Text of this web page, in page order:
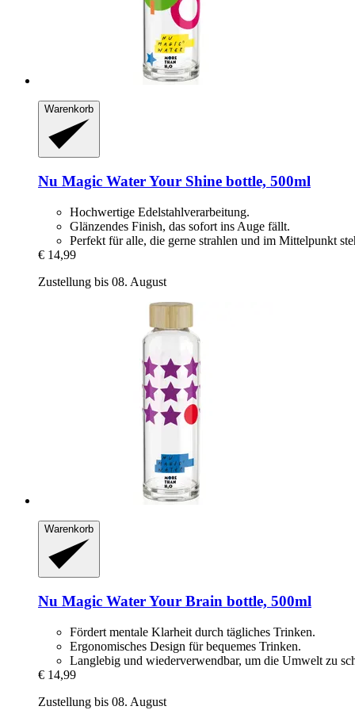
Warenkorb
Nu Magic WaterYour Shine bottle, 500ml
Hochwertige Edelstahlverarbeitung.
Glänzendes Finish, das sofort ins Auge fällt.
Perfekt für alle, die gerne strahlen und im Mittelpunkt
€ 14,99
Zustellung bis 08. August
Warenkorb
Nu Magic WaterYour Brain bottle, 500ml
Fördert mentale Klarheit durch tägliches Trinken.
Ergonomisches Design für bequemes Trinken.
Langlebig und wiederverwendbar, um die Umwelt zu
€ 14,99
Zustellung bis 08. August